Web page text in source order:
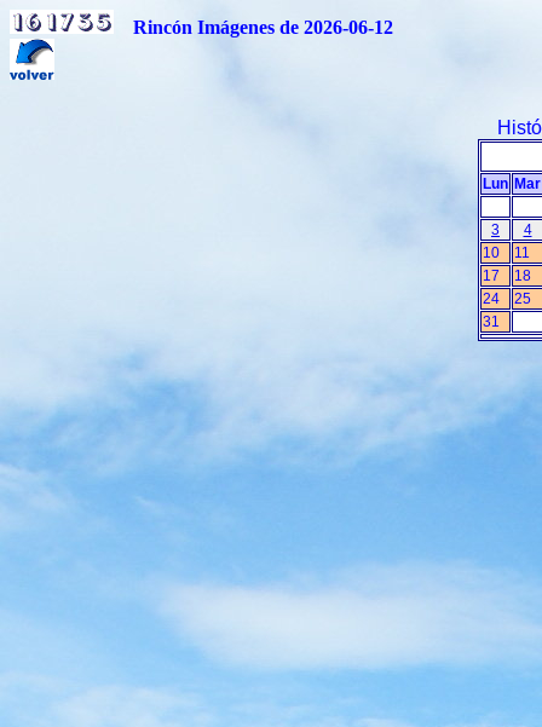
Rincón Imágenes de 2026-06-12
Lun Mar
3
4
10
11
17
18
24
25
31